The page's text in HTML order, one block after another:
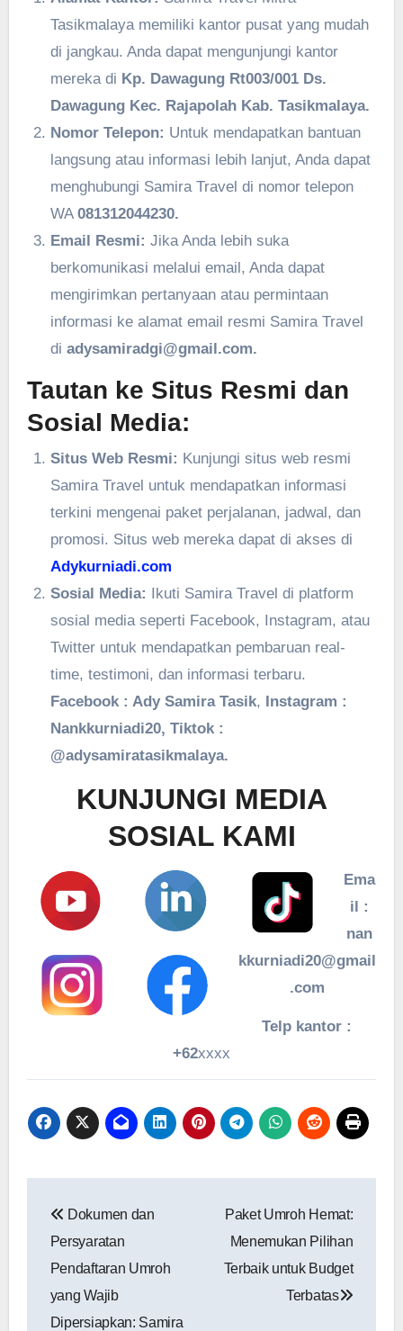
Tasikmalaya memiliki kantor pusat yang mudah
di jangkau. Anda dapat mengunjungi kantor
mereka di Kp. Dawagung Rt003/001 Ds.
Dawagung Kec. Rajapolah Kab. Tasikmalaya.
Nomor Telepon: Untuk mendapatkan bantuan
langsung atau informasi lebih lanjut, Anda dapat
menghubungi Samira Travel di nomor telepon
WA 081312044230.
Email Resmi: Jika Anda lebih suka
berkomunikasi melalui email, Anda dapat
mengirimkan pertanyaan atau permintaan
informasi ke alamat email resmi Samira Travel
di adysamiradgi@gmail.com.
Tautan ke Situs Resmi dan
Sosial Media:
Situs Web Resmi: Kunjungi situs web resmi
Samira Travel untuk mendapatkan informasi
terkini mengenai paket perjalanan, jadwal, dan
promosi. Situs web mereka dapat di akses di
Adykurniadi.com
Sosial Media: Ikuti Samira Travel di platform
sosial media seperti Facebook, Instagram, atau
Twitter untuk mendapatkan pembaruan real-
time, testimoni, dan informasi terbaru.
Facebook : Ady Samira Tasik, Instagram :
Nankkurniadi20, Tiktok :
@adysamiratasikmalaya.
KUNJUNGI MEDIA
SOSIAL KAMI
Ema
il :
nan
kkurniadi20@gmail
.com
Telp kantor :
+62xxxx
pos
Dokumen dan
Persyaratan
Pendaftaran Umroh
yang Wajib
Dipersiapkan: Samira
Paket Umroh Hemat:
Menemukan Pilihan
Terbaik untuk Budget
Terbatas